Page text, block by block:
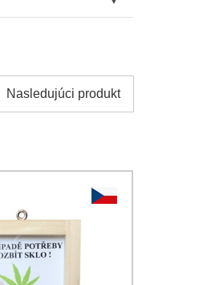
Bomba s.r.o.
Odoslať
Nasledujúci produkt